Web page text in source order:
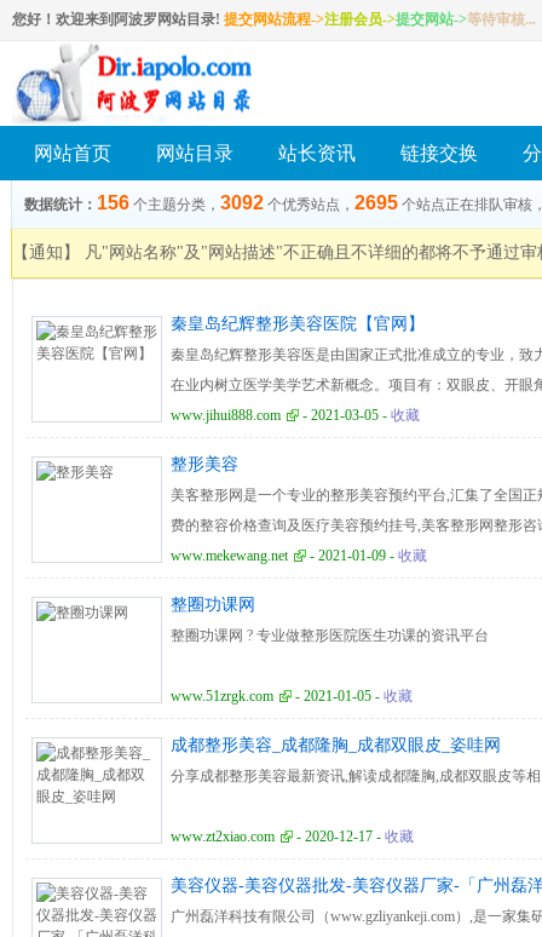
您好！欢迎来到阿波罗网站目录! 提交网站流程->注册会员->提交网站->等待审核...
网站首页 网站目录 站长资讯 链接交换
数据统计： 156 个主题分类， 3092 个优秀站点， 2695 个站点正在排队审核
【通知】 凡"网站名称"及"网站描述"不正确且不详细的都将不予通过
秦皇岛纪辉整形美容医院【官网】
秦皇岛纪辉整形美容医是由国家正式批准成立的专业，
在业内树立医学美学艺术新概念。项目有：双眼皮、开
射隆鼻、缩鼻、隆胸、缩胸、乳房下垂矫正、脱毛、除
3208687
www.jihui888.com - 2021-03-05 - 收藏
整形美容
美客整形网是一个专业的整形美容预约平台,汇集了全国
费的整容价格查询及医疗美容预约挂号,美客整形网整形咨
www.mekewang.net
- 2021-01-09 - 收藏
整圈功课网
整圈功课网 ? 专业做整形医院医生功课的资讯平台
www.51zrgk.com - 2021-01-05 - 收藏
成都整形美容_成都隆胸_成都双眼皮_姿哇网
分享成都整形美容最新资讯,解读成都隆胸,成都双眼皮等
www.zt2xiao.com - 2020-12-17 - 收藏
美容仪器-美容仪器批发-美容仪器厂家-「广州磊
广州磊洋科技有限公司（www.gzliyankeji.com）,是一家